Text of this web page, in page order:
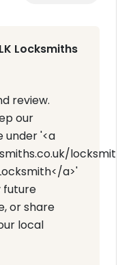
Locksmiths
review.
our
under '<a
locksmith-
a>'
future
or share
local